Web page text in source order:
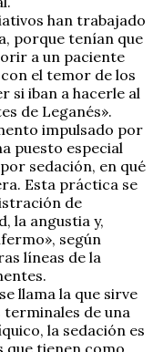
han trabajado
porque tenían que
a un paciente
el temor de los
si iban a hacerle al
de Leganés».
impulsado por
puesto especial
sedación, en qué
Esta práctica se
de
la angustia y,
según
líneas de la
llama la que sirve
de una
la sedación es
que tienen como